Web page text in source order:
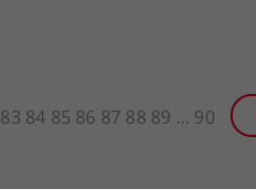
83 84 85 86 87 88 89 90